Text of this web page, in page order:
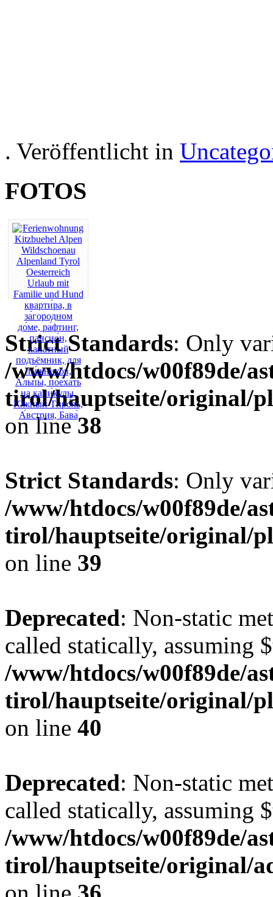
. Veröffentlicht in
FOTOS
Strict Standards: Only
/www/htdocs/w00f89de/
tirol/hauptseite/original/
on line38
Strict Standards: Only
/www/htdocs/w00f89de/
tirol/hauptseite/original/
on line 39
Deprecated: Non-static
called statically, assuming
/www/htdocs/w00f89de/
tirol/hauptseite/original/
on line 40
Deprecated: Non-static
called statically, assuming
/www/htdocs/w00f89de/
tirol/hauptseite/original/